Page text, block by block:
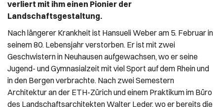
verliert mit ihm einen Pionier der
Landschaftsgestaltung.
Nach längerer Krankheit ist Hansueli Weber am 5. Februar in
seinem 80. Lebensjahr verstorben. Er ist mit zwei
Geschwistern in Neuhausen aufgewachsen, wo er seine
Jugend- und Gymnasialzeit mit viel Sport auf dem Rhein und
in den Bergen verbrachte. Nach zwei Semestern
Architektur an der ETH-Zürich und einem Praktikum im Büro
des Landschaftsarchitekten Walter Leder, wo er bereits die